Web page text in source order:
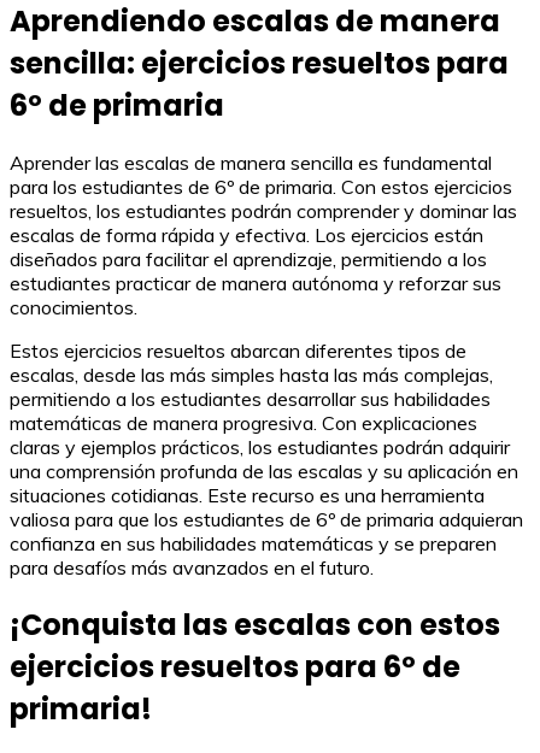
Aprendiendo escalas de manera
sencilla: ejercicios resueltos para
6º de primaria
Aprender las escalas de manera sencilla es fundamental
para los estudiantes de 6º de primaria. Con estos ejercicios
resueltos, los estudiantes podrán comprender y dominar las
escalas de forma rápida y efectiva. Los ejercicios están
diseñados para facilitar el aprendizaje, permitiendo a los
estudiantes practicar de manera autónoma y reforzar sus
conocimientos.
Estos ejercicios resueltos abarcan diferentes tipos de
escalas, desde las más simples hasta las más complejas,
permitiendo a los estudiantes desarrollar sus habilidades
matemáticas de manera progresiva. Con explicaciones
claras y ejemplos prácticos, los estudiantes podrán adquirir
una comprensión profunda de las escalas y su aplicación en
situaciones cotidianas. Este recurso es una herramienta
valiosa para que los estudiantes de 6º de primaria adquieran
confianza en sus habilidades matemáticas y se preparen
para desafíos más avanzados en el futuro.
¡Conquista las escalas con estos
ejercicios resueltos para 6º de
primaria!